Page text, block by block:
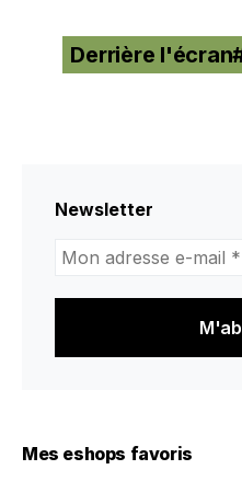
Derrière
Newsletter
adresse
mail
Mes eshops favoris